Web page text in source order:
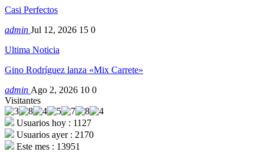
Casi Perfectos
admin Jul 12, 2026 15 0
Ultima Noticia
Gino Rodríguez lanza «Mix Carrete»
admin Ago 2, 2026 10 0
Visitantes
Usuarios hoy : 1127
Usuarios ayer : 2170
Este mes : 13951